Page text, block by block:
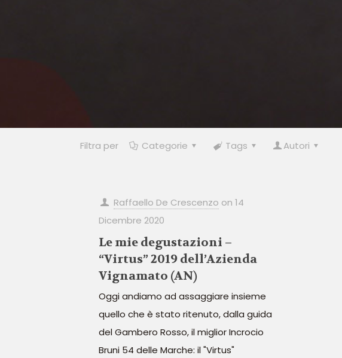
Filtra per Categorie Tags Autori
Raffaello De Crescenzo on 14
Dicembre 2020
Le mie degustazioni –
“Virtus” 2019 dell’Azienda
Vignamato (AN)
Oggi andiamo ad assaggiare insieme
quello che è stato ritenuto, dalla guida
del Gambero Rosso, il miglior Incrocio
Bruni 54 delle Marche: il "Virtus"